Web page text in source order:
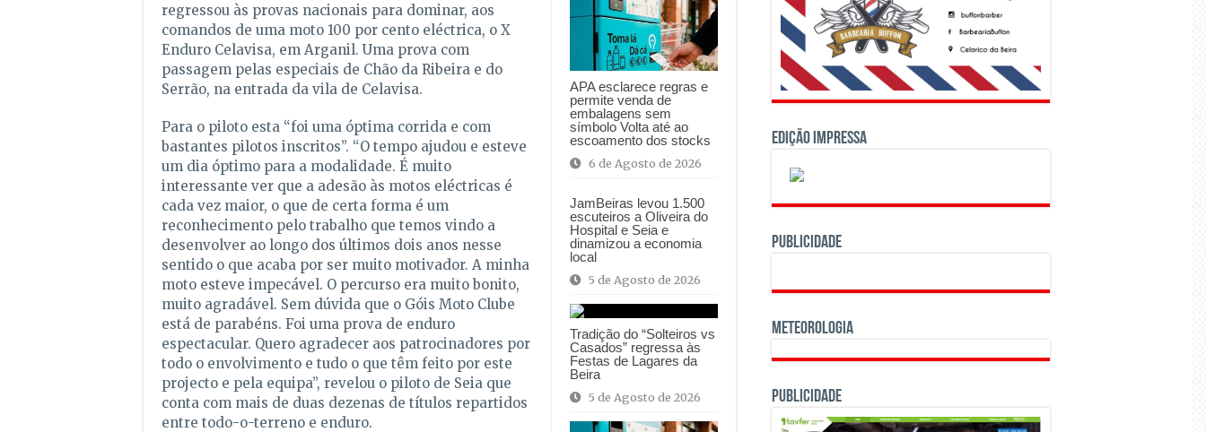
APA esclarece regras e
permite venda de
embalagens sem
símbolo Volta até ao
escoamento dos stocks
6 de Agosto de 2026
JamBeiras levou 1.500
escuteiros a Oliveira do
Hospital e Seia e
dinamizou a economia
local
5 de Agosto de 2026
Tradição do “Solteiros vs
Casados” regressa às
Festas de Lagares da
Beira
5 de Agosto de 2026
regressou às provas nacionais para dominar, aos
comandos de uma moto 100 por cento eléctrica, o X
Enduro Celavisa, em Arganil. Uma prova com
passagem pelas especiais de Chão da Ribeira e do
Serrão, na entrada da vila de Celavisa.
Para o piloto esta “foi uma óptima corrida e com
bastantes pilotos inscritos”. “O tempo ajudou e esteve
um dia óptimo para a modalidade. É muito
interessante ver que a adesão às motos eléctricas é
cada vez maior, o que de certa forma é um
reconhecimento pelo trabalho que temos vindo a
desenvolver ao longo dos últimos dois anos nesse
sentido o que acaba por ser muito motivador. A minha
moto esteve impecável. O percurso era muito bonito,
muito agradável. Sem dúvida que o Góis Moto Clube
está de parabéns. Foi uma prova de enduro
espectacular. Quero agradecer aos patrocinadores por
todo o envolvimento e tudo o que têm feito por este
projecto e pela equipa”, revelou o piloto de Seia que
conta com mais de duas dezenas de títulos repartidos
entre todo-o-terreno e enduro.
Edição Impressa
PUBLICIDADE
Meteorologia
Publicidade